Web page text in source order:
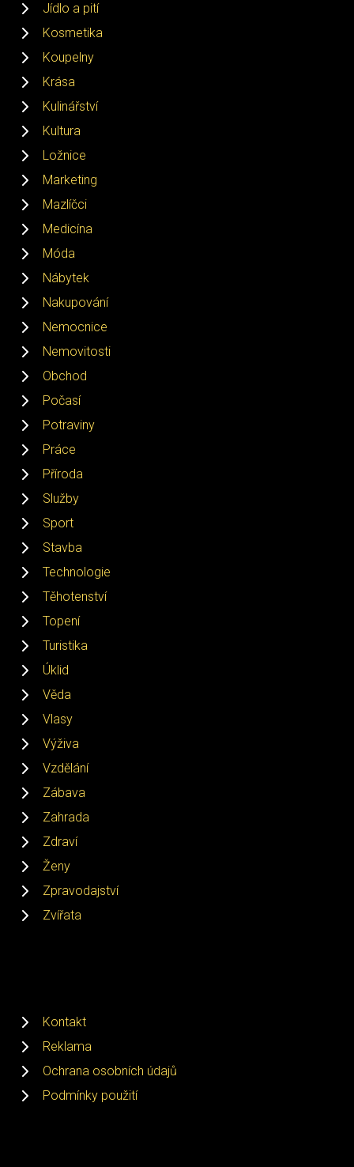
Jídlo a pití
Kosmetika
Koupelny
Krása
Kulinářství
Kultura
Ložnice
Marketing
Mazlíčci
Medicína
Móda
Nábytek
Nakupování
Nemocnice
Nemovitosti
Obchod
Počasí
Potraviny
Práce
Příroda
Služby
Sport
Stavba
Technologie
Těhotenství
Topení
Turistika
Úklid
Věda
Vlasy
Výživa
Vzdělání
Zábava
Zahrada
Zdraví
Ženy
Zpravodajství
Zvířata
Kontakt
Reklama
Ochrana osobních údajů
Podmínky použití